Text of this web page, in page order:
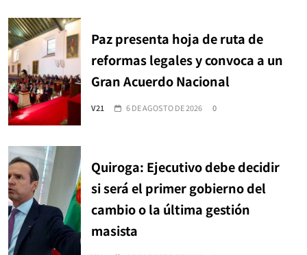
Paz presenta hoja de ruta de
reformas legales y convoca a un
Gran Acuerdo Nacional
V21 6 DE AGOSTO DE 2026 0
Quiroga: Ejecutivo debe decidir
si será el primer gobierno del
cambio o la última gestión
masista